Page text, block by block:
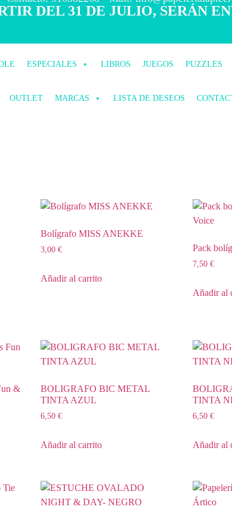
DEL 31 DE JULIO, SERÁN
ESPECIALES LIBROS JUEGOS PUZZLES
OUTLET MARCAS LISTA DE DESEOS
Bolígrafo MISS ANEKKE
3,00 €
Añadir al carrito
Pack
7,50€
Añadir al
&
BOLIGRAFO BIC METAL
TINTA AZUL
6,50 €
Añadir al carrito
TINTA
6,50€
Añadir al